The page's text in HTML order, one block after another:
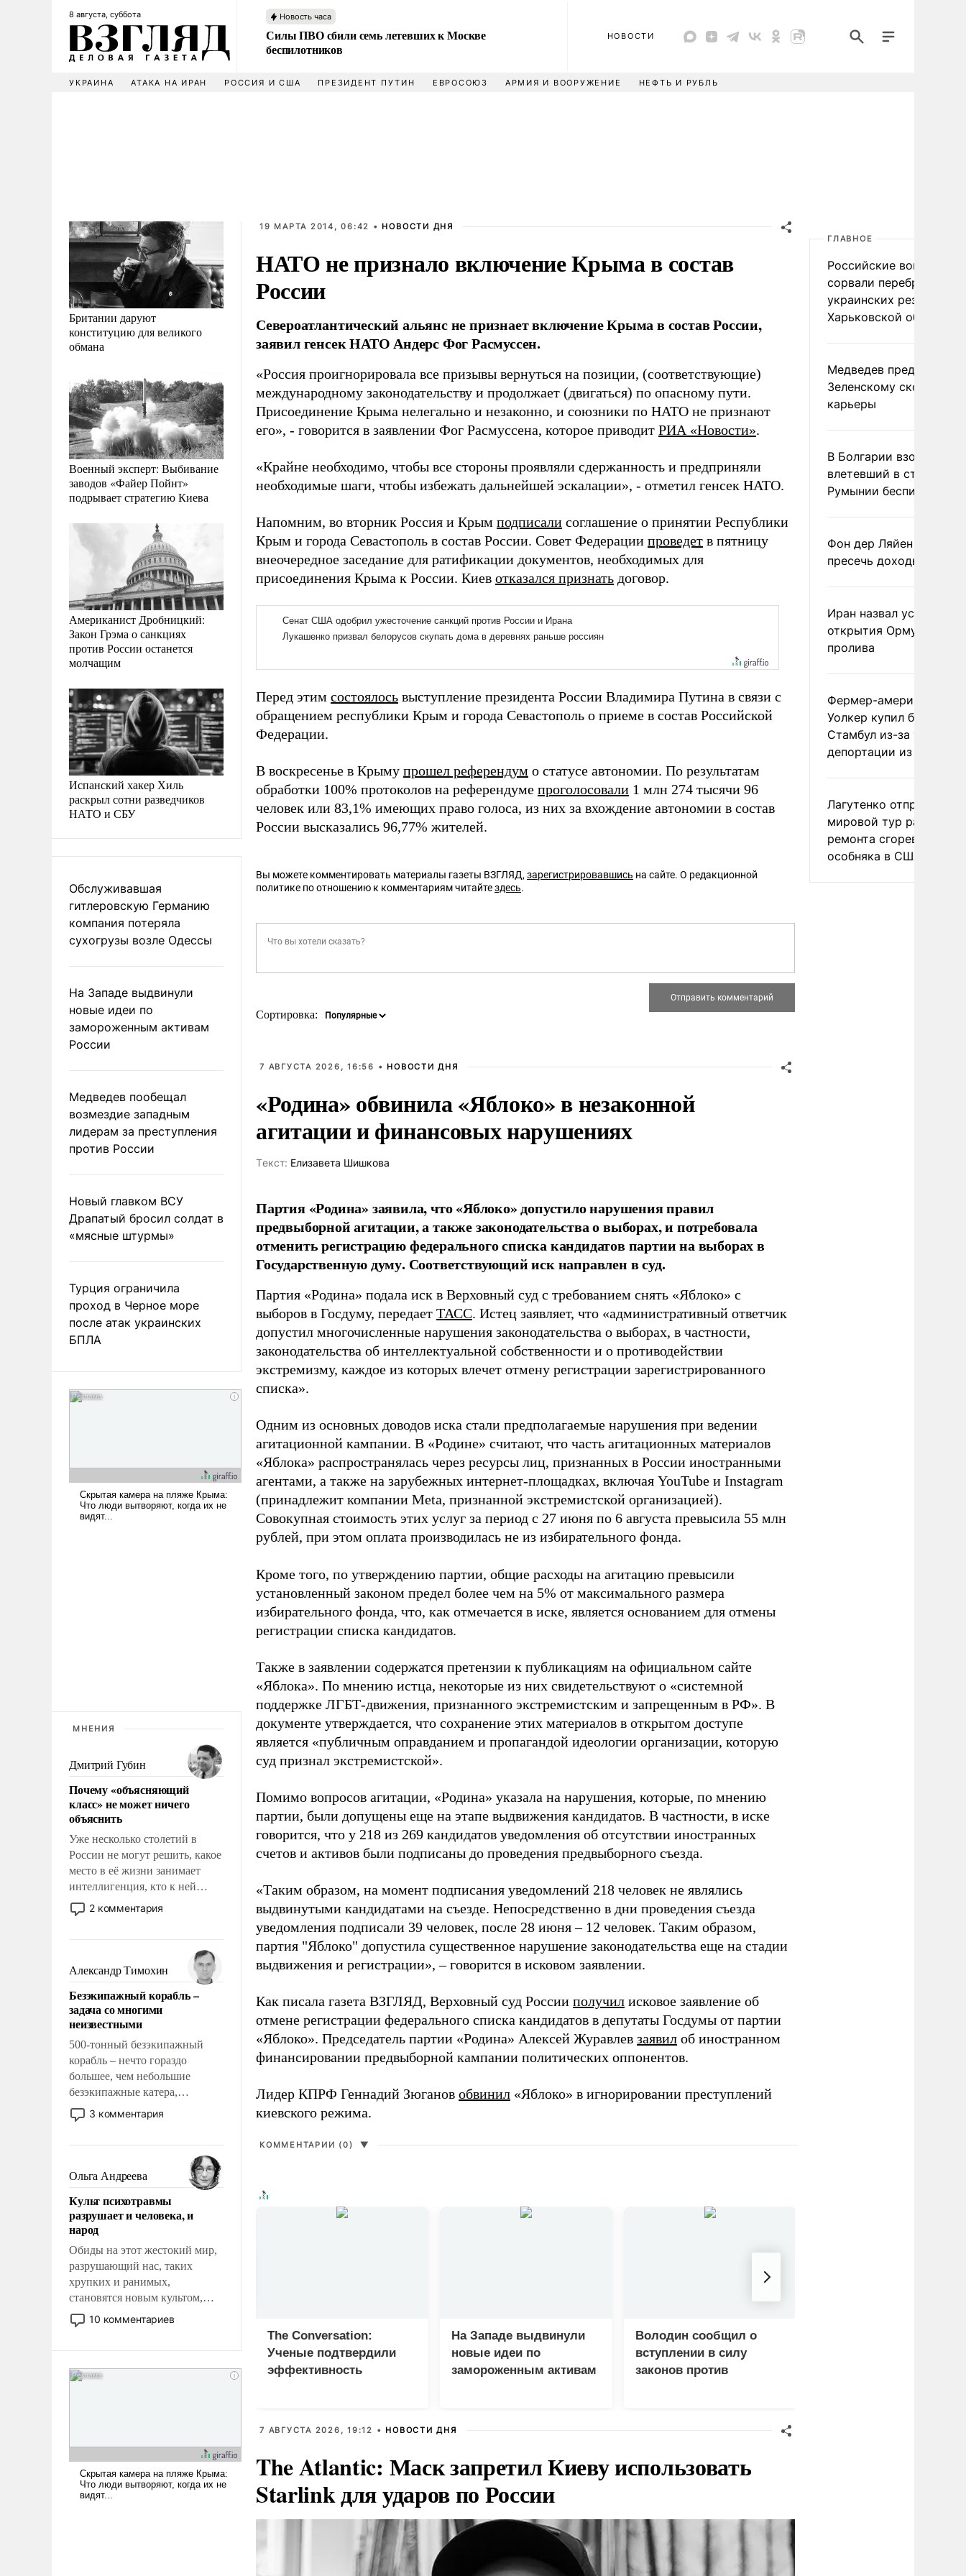
8 августа, суббота Новость часа
Силы ПВО сбили семь летевших к Москве
беспилотников
НОВОСТИ
УКРАИНА АТАКА НА ИРАН РОССИЯ И США ПРЕЗИДЕНТ ПУТИН ЕВРОСОЮЗ АРМИЯ И ВООРУЖЕНИЕ НЕФТЬ И РУБЛЬ
Британии даруют
конституцию для великого
обмана
Военный эксперт: Выбивание
заводов «Файер Пойнт»
подрывает стратегию Киева
Американист Дробницкий:
Закон Грэма о санкциях
против России останется
молчащим
Испанский хакер Хиль
раскрыл сотни разведчиков
НАТО и СБУ
Обслуживавшая
гитлеровскую Германию
компания потеряла
сухогрузы возле Одессы
На Западе выдвинули
новые идеи по
замороженным активам
России
Медведев пообещал
возмездие западным
лидерам за преступления
против России
Новый главком ВСУ
Драпатый бросил солдат в
«мясные штурмы»
Турция ограничила
проход в Черное море
после атак украинских
БПЛА
МНЕНИЯ
Дмитрий Губин
Почему «объясняющий
класс» не может ничего
объяснить
Уже несколько столетий в
России не могут решить, какое
место в её жизни занимает
интеллигенция, кто к ней
принадлежит, а кого из неё
исключили с правом
чем она отличается от просто
образованных людей. Иногда
казалось, что эти вопросы
решены раз и навсегда, но –
нет, не решены.
2 комментария
Александр Тимохин
Безэкипажный корабль –
задача со многими
неизвестными
500-тонный безэкипажный
корабль – нечто гораздо
большее, чем небольшие
безэкипажные катера,
применение которых уже
стало обыденностью. Задача по
сложна и амбициозна. Однако
и ее реализация радикально
поднимет наши боевые
возможности.
3 комментария
Ольга Андреева
Культ психотравмы
разрушает и человека, и
народ
Обиды на этот жестокий мир,
разрушающий нас, таких
хрупких и ранимых,
становятся новым культом,
постепенно вытесняя и
отменяя традиционное
ударами судьбы, брать на себя
10 комментариев
19 МАРТА 2014, 06:42 • НОВОСТИ ДНЯ
НАТО не признало включение Крыма в состав
России
Североатлантический альянс не признает включение Крыма в состав России,
заявил генсек НАТО Андерс Фог Расмуссен.
«Россия проигнорировала все призывы вернуться на позиции, (соответствующие)
международному законодательству и продолжает (двигаться) по опасному пути.
Присоединение Крыма нелегально и незаконно, и союзники по НАТО не признают
его», - говорится в заявлении Фог Расмуссена, которое приводит РИА «Новости».
«Крайне необходимо, чтобы все стороны проявляли сдержанность и предприняли
необходимые шаги, чтобы избежать дальнейшей эскалации», - отметил генсек НАТО.
Напомним, во вторник Россия и Крым подписали соглашение о принятии Республики
Крым и города Севастополь в состав России. Совет Федерации проведет в пятницу
внеочередное заседание для ратификации документов, необходимых для
присоединения Крыма к России. Киев отказался признать договор.
Перед этим состоялось выступление президента России Владимира Путина в связи с
обращением республики Крым и города Севастополь о приеме в состав Российской
Федерации.
В воскресенье в Крыму прошел референдум о статусе автономии. По результатам
обработки 100% протоколов на референдуме проголосовали 1 млн 274 тысячи 96
человек или 83,1% имеющих право голоса, из них за вхождение автономии в состав
России высказались 96,77% жителей.
Вы можете комментировать материалы газеты ВЗГЛЯД, зарегистрировавшись на сайте. О редакционной
политике по отношению к комментариям читайтездесь.
Сортировка:
7 АВГУСТА 2026, 16:56 • НОВОСТИ ДНЯ
«Родина» обвинила «Яблоко» в незаконной
агитации и финансовых нарушениях
Tекст: Елизавета Шишкова
Партия «Родина» заявила, что «Яблоко» допустило нарушения правил
предвыборной агитации, а также законодательства о выборах, и потребовала
отменить регистрацию федерального списка кандидатов партии на выборах в
Государственную думу. Соответствующий иск направлен в суд.
Партия «Родина» подала иск в Верховный суд с требованием снять «Яблоко» с
выборов в Госдуму, передает ТАСС. Истец заявляет, что «административный ответчик
допустил многочисленные нарушения законодательства о выборах, в частности,
законодательства об интеллектуальной собственности и о противодействии
экстремизму, каждое из которых влечет отмену регистрации зарегистрированного
списка».
Одним из основных доводов иска стали предполагаемые нарушения при ведении
агитационной кампании. В «Родине» считают, что часть агитационных материалов
«Яблока» распространялась через ресурсы лиц, признанных в России иностранными
агентами, а также на зарубежных интернет-площадках, включая YouTube и Instagram
(принадлежит компании Meta, признанной экстремистской организацией).
Совокупная стоимость этих услуг за период с 27 июня по 6 августа превысила 55 млн
рублей, при этом оплата производилась не из избирательного фонда.
Кроме того, по утверждению партии, общие расходы на агитацию превысили
установленный законом предел более чем на 5% от максимального размера
избирательного фонда, что, как отмечается в иске, является основанием для отмены
регистрации списка кандидатов.
Также в заявлении содержатся претензии к публикациям на официальном сайте
«Яблока». По мнению истца, некоторые из них свидетельствуют о «системной
поддержке ЛГБТ-движения, признанного экстремистским и запрещенным в РФ». В
документе утверждается, что сохранение этих материалов в открытом доступе
является «публичным оправданием и пропагандой идеологии организации, которую
суд признал экстремистской».
Помимо вопросов агитации, «Родина» указала на нарушения, которые, по мнению
партии, были допущены еще на этапе выдвижения кандидатов. В частности, в иске
говорится, что у 218 из 269 кандидатов уведомления об отсутствии иностранных
счетов и активов были подписаны до проведения предвыборного съезда.
«Таким образом, на момент подписания уведомлений 218 человек не являлись
выдвинутыми кандидатами на съезде. Непосредственно в дни проведения съезда
уведомления подписали 39 человек, после 28 июня – 12 человек. Таким образом,
партия "Яблоко" допустила существенное нарушение законодательства еще на стадии
выдвижения и регистрации», – говорится в исковом заявлении.
Как писала газета ВЗГЛЯД, Верховный суд России получил исковое заявление об
отмене регистрации федерального списка кандидатов в депутаты Госдумы от партии
«Яблоко». Председатель партии «Родина» Алексей Журавлев заявил об иностранном
финансировании предвыборной кампании политических оппонентов.
Лидер КПРФ Геннадий Зюганов обвинил «Яблоко» в игнорировании преступлений
киевского режима.
КОММЕНТАРИИ (0) ▼
The Conversation:
Ученые подтвердили
эффективность
На Западе выдвинули
новые идеи по
замороженным активам
Володин сообщил о
вступлении в силу
законов против
7 АВГУСТА 2026, 19:12 • НОВОСТИ ДНЯ
The Atlantic: Маск запретил Киеву использовать
Starlink для ударов по России
ГЛАВНОЕ
Российские войска
сорвали переброску
украинских резервов в
Харьковской области
Медведев предрек
Зеленскому скорый
карьеры
В Болгарии взорвался
влетевший в страну из
Румынии беспилотник
Фон дер Ляйен
пресечь доходы России
Иран назвал условие
открытия Ормузского
пролива
Фермер-американец
Уолкер купил билет в
Стамбул из-за угрозы
депортации из России
Лагутенко отправился в
мировой тур ради
ремонта сгоревшего
особняка в США